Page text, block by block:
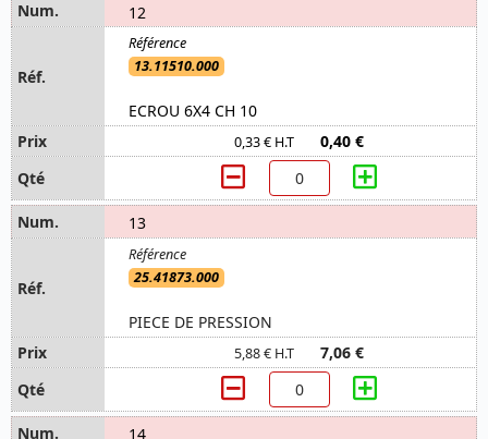
12
13.11510.000
ECROU 6X4 CH 10
0,33 € H.T 0,40 €
13
25.41873.000
PIECE DE PRESSION
5,88 € H.T 7,06 €
14